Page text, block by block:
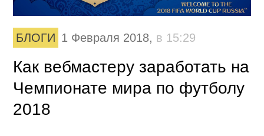
БЛОГИ 1 Февраля 2018, в 15:29
Как вебмастеру заработать на
Чемпионате мира по футболу
2018